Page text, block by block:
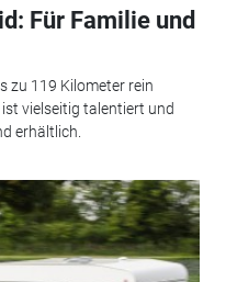
Für Familie und
zu 119 Kilometer rein
ist vielseitig talentiert und
erhältlich.